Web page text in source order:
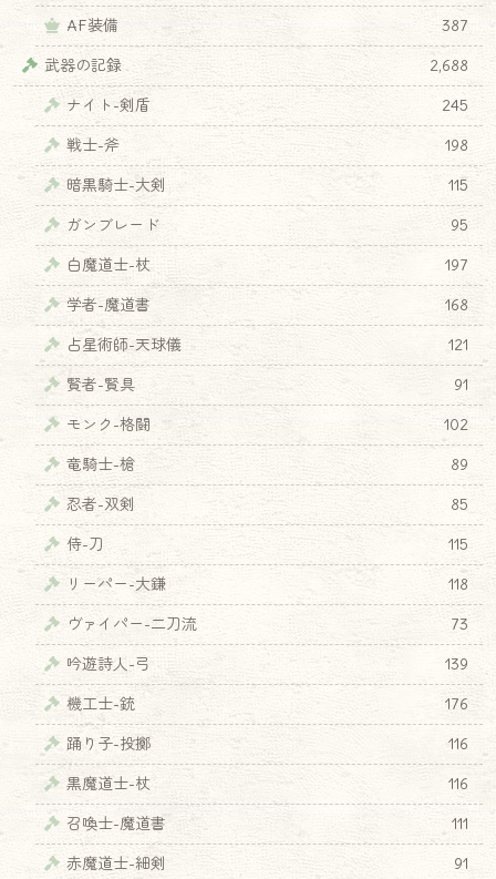
AF装備
387
武器の記録
2,688
ナイト-剣盾
245
戦士-斧
198
暗黒騎士-大剣
115
ガンブレード
95
白魔道士-杖
197
学者-魔道書
168
占星術師-天球儀
121
賢者-賢具
91
モンク-格闘
102
竜騎士-槍
89
忍者-双剣
85
侍-刀
115
リーパー-大鎌
118
ヴァイパー-二刀流
73
吟遊詩人-弓
139
機工士-銃
176
踊り子-投擲
116
黒魔道士-杖
116
召喚士-魔道書
111
赤魔道士-細剣
91